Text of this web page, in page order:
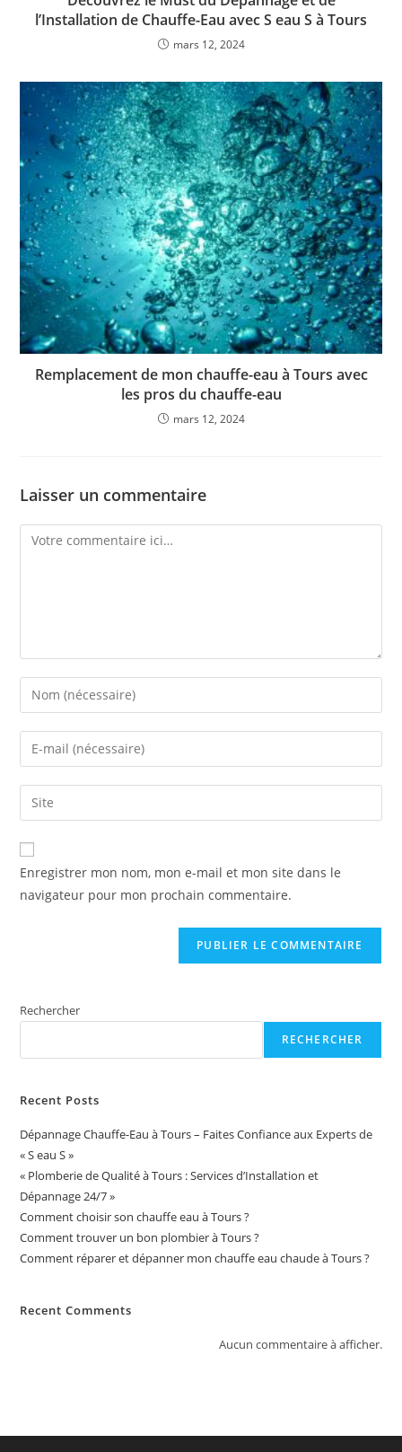
l’Installation de Chauffe-Eau avec S eau S à Tours
mars 12, 2024
Remplacement de mon chauffe-eau à Tours avec
les pros du chauffe-eau
mars 12, 2024
Laisser un commentaire
Comment
Enter
your
name
comment
Enter
your
email
address
comment
Saisir
l’URL
de
votre
(facultatif)
Enregistrer mon nom, mon e-mail et mon site dans le
navigateur pour mon prochain commentaire.
Rechercher
RECHERCHER
Recent Posts
Dépannage Chauffe-Eau à Tours – Faites Confiance aux Experts de
« S eau S »
« Plomberie de Qualité à Tours : Services d’Installation et
Dépannage 24/7 »
Comment choisir son chauffe eau à Tours ?
Comment trouver un bon plombier à Tours ?
Comment réparer et dépanner mon chauffe eau chaude à Tours ?
Recent Comments
Aucun commentaire à afficher.